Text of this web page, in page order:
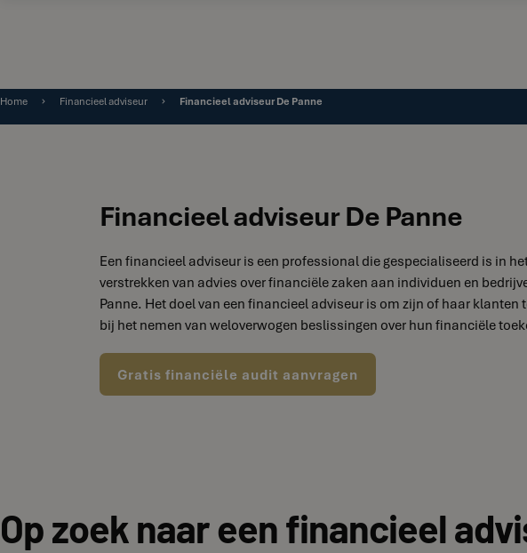
Home Financieel adviseur Financieel adviseur De Panne
Financieel adviseur De Panne
Een financieel adviseur is een professional die gespecialiseerd is in
verstrekken van advies over financiële zaken aan individuen en
Panne. Het doel van een financieel adviseur is om zijn of haar klanten
bij het nemen van weloverwogen beslissingen over hun financiële
Gratis financiële audit aanvragen
Op zoek naar een financieel